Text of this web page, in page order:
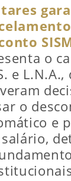
o
e L.N.A.,
o
e